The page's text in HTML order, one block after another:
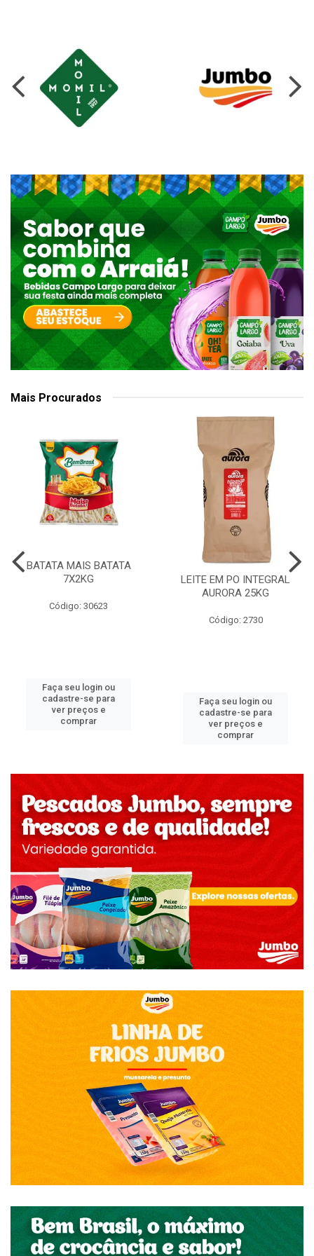
Mais Procurados
BATATA MAIS BATATA
7X2KG
Código: 30623
Faça seu login ou
cadastre-se para
ver preços e
comprar
LEITE EM PO INTEGRAL
AURORA 25KG
Código: 2730
Faça seu login ou
cadastre-se para
ver preços e
comprar